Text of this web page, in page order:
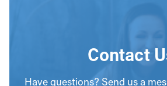
Contact
Have questions? Send us a